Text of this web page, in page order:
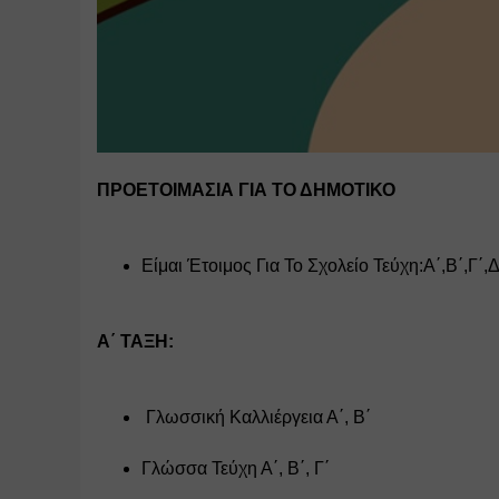
ΠΡΟΕΤΟΙΜΑΣΙΑ ΓΙΑ ΤΟ ΔΗΜΟΤΙΚΟ
Είμαι Έτοιμος Για Το Σχολείο
Α΄ ΤΑΞΗ:
Γλωσσική Καλλιέργεια Α΄, Β΄
Γλώσσα Τεύχη Α΄, Β΄, Γ΄